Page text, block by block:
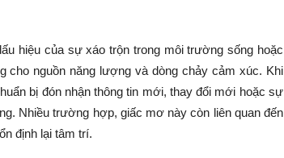
hiệu của sự xáo trộn trong môi trường sống hoặc
cho nguồn năng lượng và dòng chảy cảm xúc. Khi
bị đón nhận thông tin mới, thay đổi mới hoặc sự
Nhiều trường hợp, giấc mơ này còn liên quan đến
định lại tâm trí.